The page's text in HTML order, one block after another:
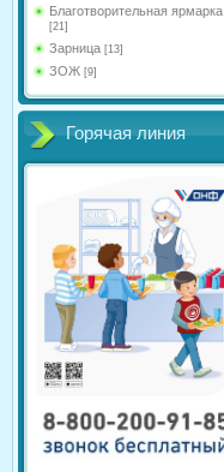
Благотворительная ярмарка
[21]
Зарница [13]
ЗОЖ [9]
Горячая линия